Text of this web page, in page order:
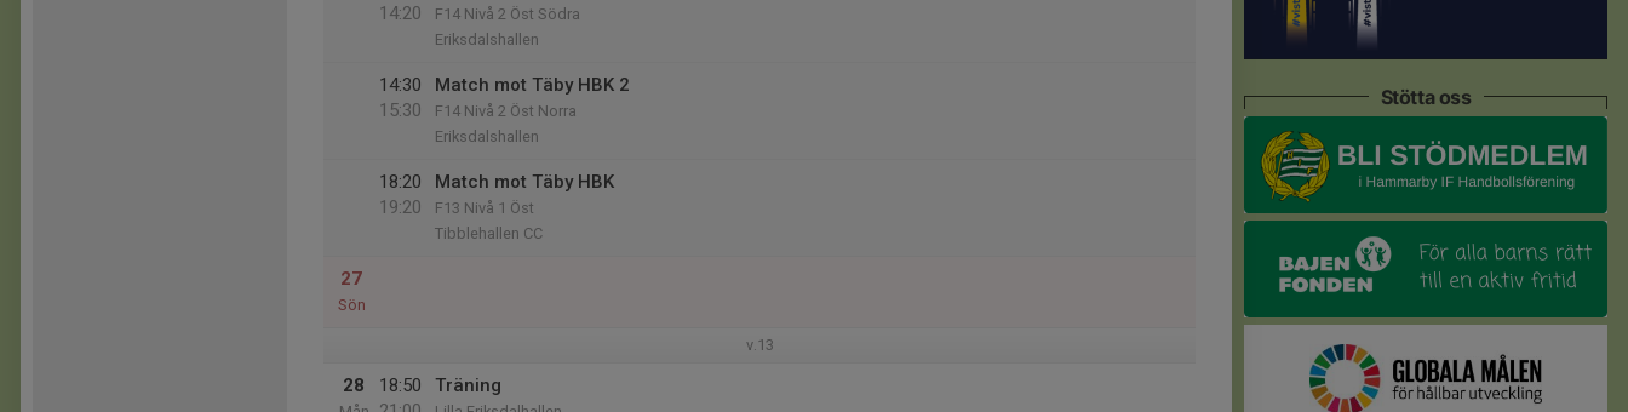
14:20
F14 Nivå 2 Öst Södra
Eriksdalshallen
14:30
15:30
Match mot Täby HBK 2
F14 Nivå 2 Öst Norra
Eriksdalshallen
18:20
19:20
Match mot Täby HBK
F13 Nivå 1 Öst
Tibblehallen CC
27
Sön
v.13
28
18:50
Träning
Stötta oss